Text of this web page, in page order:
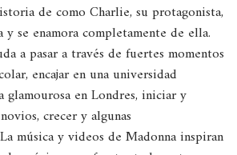
de como Charlie, su protagonista,
y se enamora completamente de ella.
a pasar a través de fuertes momentos
encajar en una universidad
glamourosa en Londres, iniciar y
crecer y algunas
música y videos de Madonna inspiran